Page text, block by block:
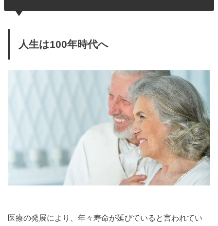
人生は100年時代へ
医療の発展により、年々寿命が延びていると言われてい